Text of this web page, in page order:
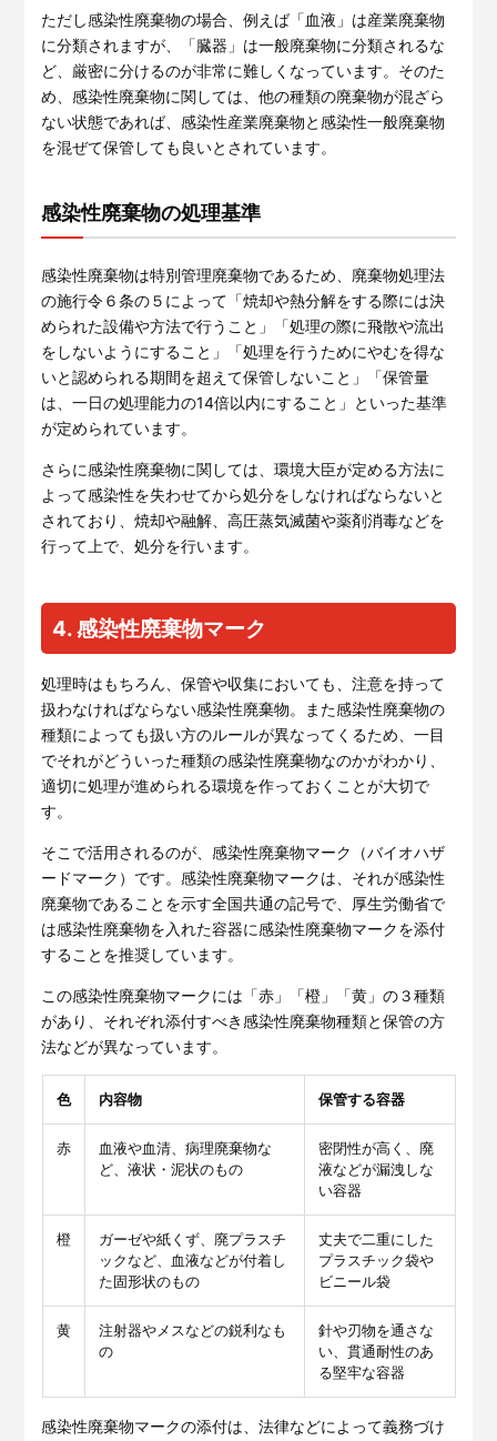
ただし感染性廃棄物の場合、例えば「血液」は産業廃棄物
に分類されますが、「臓器」は一般廃棄物に分類されるな
ど、厳密に分けるのが非常に難しくなっています。そのた
め、感染性廃棄物に関しては、他の種類の廃棄物が混ざら
ない状態であれば、感染性産業廃棄物と感染性一般廃棄物
を混ぜて保管しても良いとされています。
感染性廃棄物の処理基準
感染性廃棄物は特別管理廃棄物であるため、廃棄物処理法
の施行令６条の５によって「焼却や熱分解をする際には決
められた設備や方法で行うこと」「処理の際に飛散や流出
をしないようにすること」「処理を行うためにやむを得な
いと認められる期間を超えて保管しないこと」「保管量
は、一日の処理能力の14倍以内にすること」といった基準
が定められています。
さらに感染性廃棄物に関しては、環境大臣が定める方法に
よって感染性を失わせてから処分をしなければならないと
されており、焼却や融解、高圧蒸気滅菌や薬剤消毒などを
行って上で、処分を行います。
4. 感染性廃棄物マーク
処理時はもちろん、保管や収集においても、注意を持って
扱わなければならない感染性廃棄物。また感染性廃棄物の
種類によっても扱い方のルールが異なってくるため、一目
でそれがどういった種類の感染性廃棄物なのかがわかり、
適切に処理が進められる環境を作っておくことが大切で
す。
そこで活用されるのが、感染性廃棄物マーク（バイオハザ
ードマーク）です。感染性廃棄物マークは、それが感染性
廃棄物であることを示す全国共通の記号で、厚生労働省で
は感染性廃棄物を入れた容器に感染性廃棄物マークを添付
することを推奨しています。
この感染性廃棄物マークには「赤」「橙」「黄」の３種類
があり、それぞれ添付すべき感染性廃棄物種類と保管の方
法などが異なっています。
色 内容物 保管する容器
赤
血液や血清、病理廃棄物な
ど、液状・泥状のもの
密閉性が高く、廃
液などが漏洩しな
い容器
橙
ガーゼや紙くず、廃プラスチ
ックなど、血液などが付着し
た固形状のもの
丈夫で二重にした
プラスチック袋や
ビニール袋
黄
注射器やメスなどの鋭利なも
の
針や刃物を通さな
い、貫通耐性のあ
る堅牢な容器
感染性廃棄物マークの添付は、法律などによって義務づけ
産廃管理に携わるすべての方へ
管理型廃棄物に関連する人気記事をピックアップしました。
記事ごとにわかりやすく要点をおまとめしています